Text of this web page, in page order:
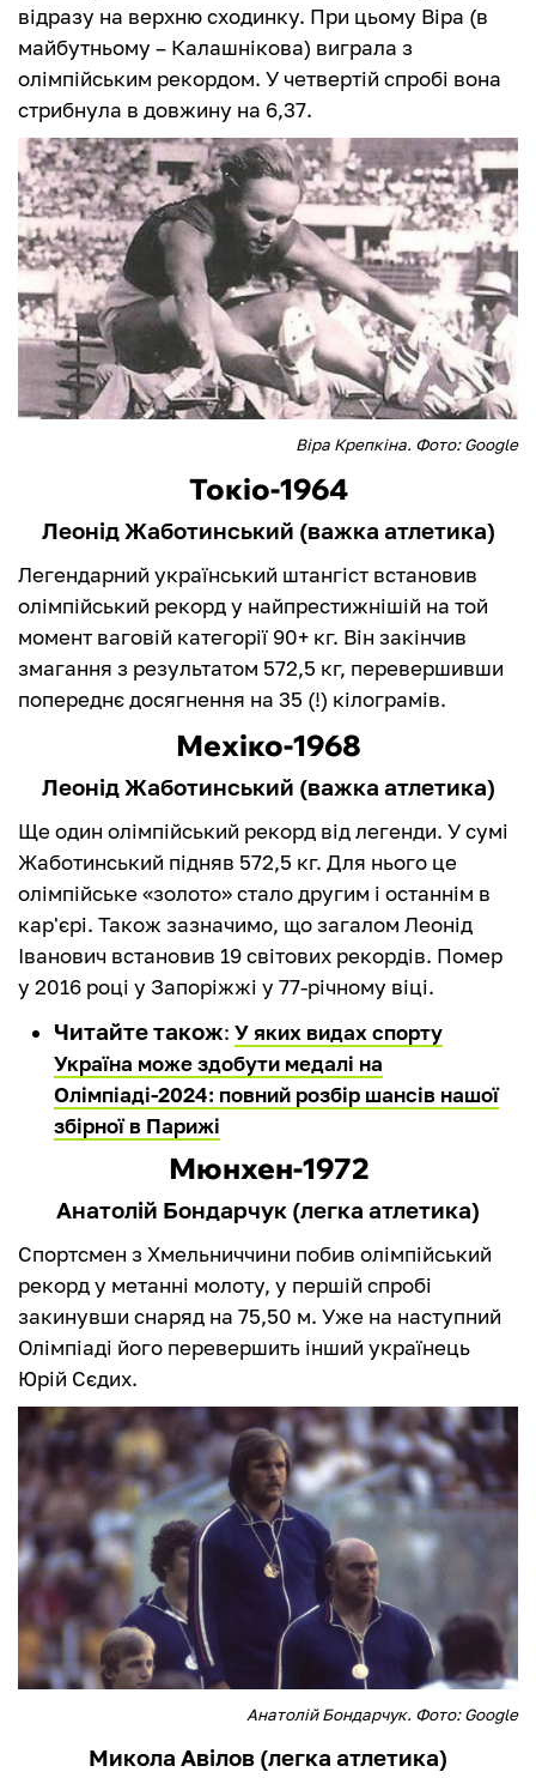
відразу на верхню сходинку. При цьому Віра (в
майбутньому – Калашнікова) виграла з
олімпійським рекордом. У четвертій спробі вона
стрибнула в довжину на 6,37.
Віра Крепкіна. Фото: Google
Токіо-1964
Леонід Жаботинський (важка атлетика)
Легендарний український штангіст встановив
олімпійський рекорд у найпрестижнішій на той
момент ваговій категорії 90+ кг. Він закінчив
змагання з результатом 572,5 кг, перевершивши
попереднє досягнення на 35 (!) кілограмів.
Мехіко-1968
Леонід Жаботинський (важка атлетика)
Ще один олімпійський рекорд від легенди. У сумі
Жаботинський підняв 572,5 кг. Для нього це
олімпійське «золото» стало другим і останнім в
кар'єрі. Також зазначимо, що загалом Леонід
Іванович встановив 19 світових рекордів. Помер
у 2016 році у Запоріжжі у 77-річному віці.
Читайте також: У яких видах спорту
Україна може здобути медалі на
Олімпіаді-2024: повний розбір шансів нашої
збірної в Парижі
Мюнхен-1972
Анатолій Бондарчук (легка атлетика)
Спортсмен з Хмельниччини побив олімпійський
рекорд у метанні молоту, у першій спробі
закинувши снаряд на 75,50 м. Уже на наступний
Олімпіаді його перевершить інший українець
Юрій Сєдих.
Анатолій Бондарчук. Фото: Google
Микола Авілов (легка атлетика)